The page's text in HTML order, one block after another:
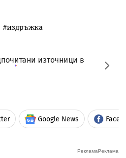
издръжка
източници в
Google News